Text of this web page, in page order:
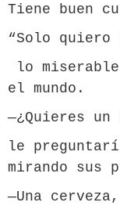
Tiene buen
“Solo
lo
el mundo.
—¿Quieres un
le
mirando sus
—Una